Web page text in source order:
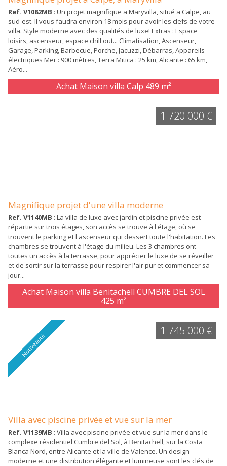
Ref. V1082MB : Un projet magnifique a Maryvilla, situé a Calpe, au
sud-est. Il vous faudra environ 18 mois pour avoir les clefs de votre
villa. Style moderne avec des qualités de luxe! Extras : Espace
loisirs, ascenseur, espace chill out... Climatisation, Ascenseur,
Garage, Parking, Barbecue, Porche, Jacuzzi, Débarras, Appareils
électriques Mer : 900 mètres, Terra Mitica : 25 km, Alicante : 65 km,
Aéro...
Achat Maison villa Calp 489 m²
Magnifique projet d'une villa moderne
Ref. V1140MB : La villa de luxe avec jardin et piscine privée est
répartie sur trois étages, son accès se trouve à l'étage, où se
trouvent le parking et l'ascenseur qui dessert toute l'habitation. Les
chambres se trouvent à l'étage du milieu. Les 3 chambres ont
toutes un accès à la terrasse, pour apprécier le luxe de se réveiller
et de sortir sur la terrasse pour respirer l'air pur et commencer sa
jour...
Achat Maison villa Benitachell CUMBRE DEL SOL
425 m²
1 720 000 €
Nouveauté
Villa avec piscine privée et vue sur la mer
Ref. V1139MB : Villa avec piscine privée et vue sur la mer dans le
complexe résidentiel Cumbre del Sol, à Benitachell, sur la Costa
Blanca Nord, entre Alicante et la ville de Valence. Un design
moderne et une distribution élégante et lumineuse sont les clés de
1 745 000 €